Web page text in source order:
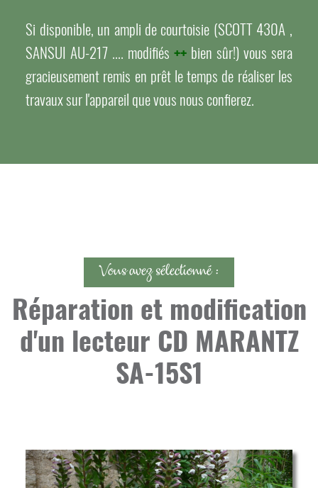
Si disponible, un ampli de courtoisie (SCOTT 430A ,
SANSUI AU-217 .... modifiés ++ bien sûr!) vous sera
gracieusement remis en prêt le temps de réaliser les
travaux sur l'appareil que vous nous confierez.
Vous avez sélectionné :
Réparation et modification
d'un lecteur CD MARANTZ
SA-15S1